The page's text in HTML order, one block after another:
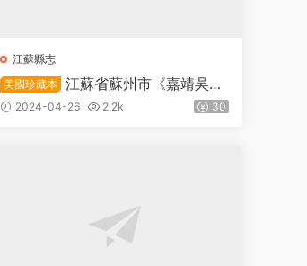
江蘇縣志
美國珍藏本 江蘇省蘇州市《嘉靖吳江
縣志》二十八卷首一卷 明 曹一麟修
2024-04-26 2.2k 30